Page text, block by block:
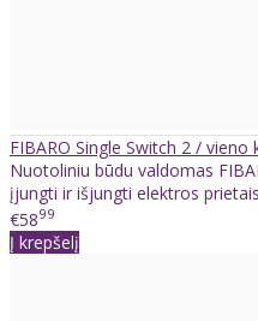
FIBARO Single Switch 2 / vieno
Nuotoliniu būdu valdomas
įjungti ir išjungti elektros
€5899
Į krepšelį